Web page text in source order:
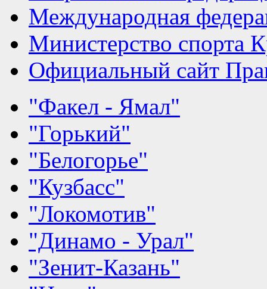
Международная
Министерство спорта
Официальный сайт
"Факел - Ямал"
"Горький"
"Белогорье"
"Кузбасс"
"Локомотив"
"Динамо - Урал"
"Зенит-Казань"